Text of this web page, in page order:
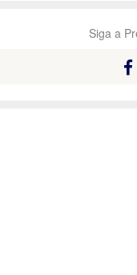
Siga a